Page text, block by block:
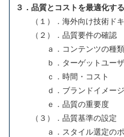
３．品質とコストを最適化す
（１）．海外向け技術ドキ
（２）．品質要件の確認
ａ．コンテンツの種類
ｂ．ターゲットユーザ
ｃ．時間・コスト
ｄ．ブランドイメージ
ｅ．品質の重要度
（３）．品質基準の設定
ａ．スタイル選定のポ